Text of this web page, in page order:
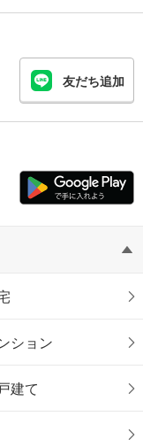
友だち追加
ション
建て